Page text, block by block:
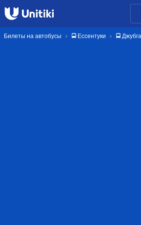
Билеты на автобусы 🚍 Ессентуки 🚍 Джубга